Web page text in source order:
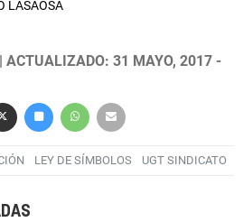
LASAOSA
| ACTUALIZADO: 31 MAYO, 2017 -
LEY DE SÍMBOLOS UGT SINDICATO